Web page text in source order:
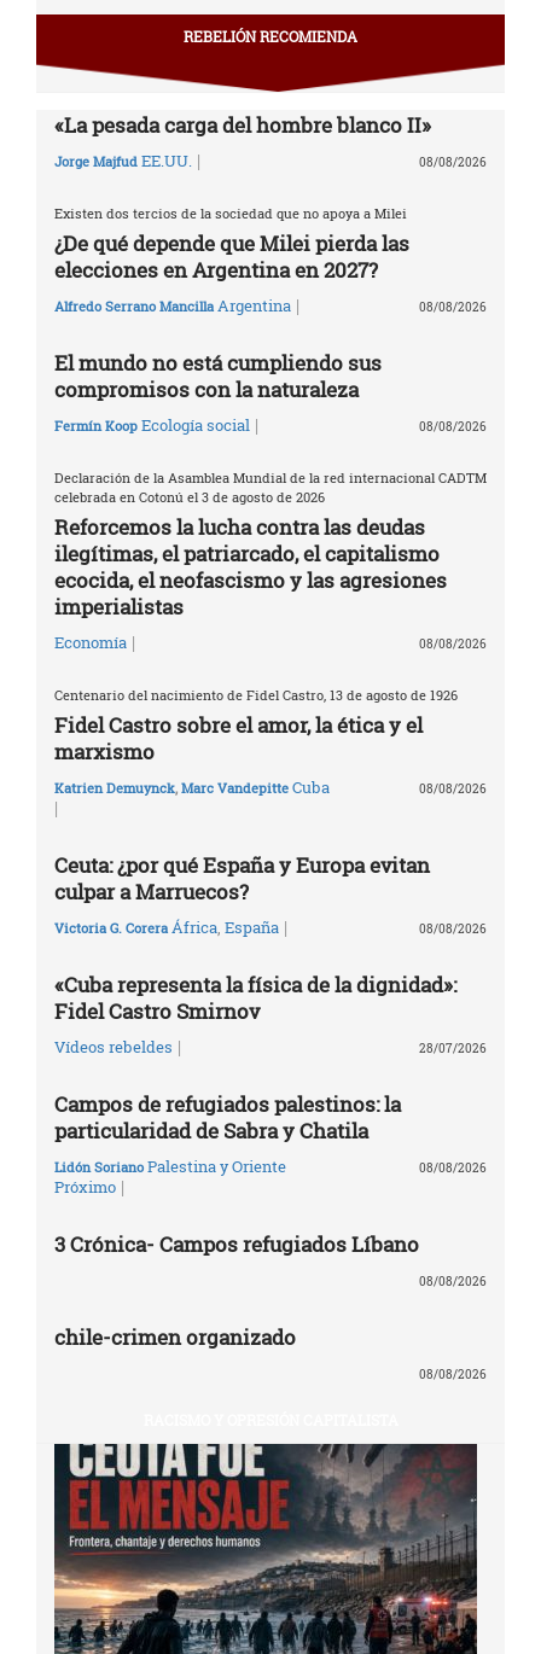
REBELIÓN RECOMIENDA
«La pesada carga del hombre blanco II»
Jorge Majfud EE.UU. | 08/08/2026
Existen dos tercios de la sociedad que no apoya a Milei
¿De qué depende que Milei pierda las
elecciones en Argentina en 2027?
Alfredo Serrano Mancilla Argentina | 08/08/2026
El mundo no está cumpliendo sus
compromisos con la naturaleza
Fermín Koop Ecología social | 08/08/2026
Declaración de la Asamblea Mundial de la red internacional CADTM
celebrada en Cotonú el 3 de agosto de 2026
Reforcemos la lucha contra las deudas
ilegítimas, el patriarcado, el capitalismo
ecocida, el neofascismo y las agresiones
imperialistas
Economía | 08/08/2026
Centenario del nacimiento de Fidel Castro, 13 de agosto de 1926
Fidel Castro sobre el amor, la ética y el
marxismo
Katrien Demuynck, Marc Vandepitte Cuba
|
08/08/2026
Ceuta: ¿por qué España y Europa evitan
culpar a Marruecos?
Victoria G. Corera África España | 08/08/2026
«Cuba representa la física de la dignidad»:
Fidel Castro Smirnov
Vídeos rebeldes | 28/07/2026
Campos de refugiados palestinos: la
particularidad de Sabra y Chatila
Lidón Soriano Palestina y Oriente
Próximo |
08/08/2026
3 Crónica- Campos refugiados Líbano
08/08/2026
chile-crimen organizado
08/08/2026